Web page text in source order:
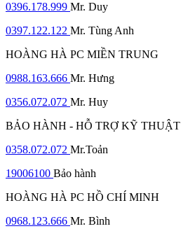
0396.178.999 Mr. Duy
0397.122.122 Mr. Tùng Anh
HOÀNG HÀ PC MIỀN TRUNG
0988.163.666 Mr. Hưng
0356.072.072 Mr. Huy
BẢO HÀNH - HỖ TRỢ KỸ THUẬT
0358.072.072 Mr.Toản
19006100 Bảo hành
HOÀNG HÀ PC HỒ CHÍ MINH
0968.123.666 Mr. Bình